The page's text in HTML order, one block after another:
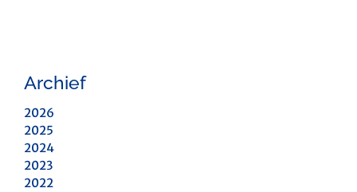
Archief
2026
2025
2024
2023
2022